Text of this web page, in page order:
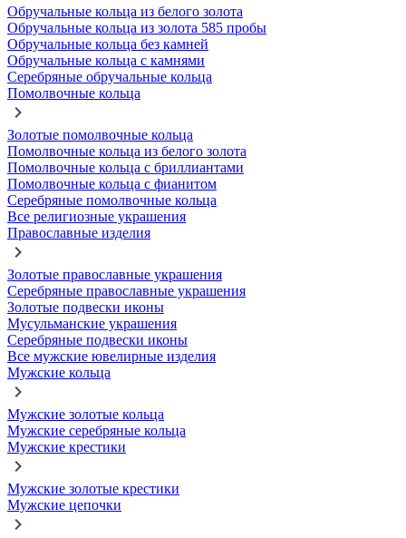
Обручальные кольца из белого золота
Обручальные кольца из золота 585 пробы
Обручальные кольца без камней
Обручальные кольца с камнями
Серебряные обручальные кольца
Помолвочные кольца
Золотые помолвочные кольца
Помолвочные кольца из белого золота
Помолвочные кольца с бриллиантами
Помолвочные кольца с фианитом
Серебряные помолвочные кольца
Все религиозные украшения
Православные изделия
Золотые православные украшения
Серебряные православные украшения
Золотые подвески иконы
Мусульманские украшения
Серебряные подвески иконы
Все мужские ювелирные изделия
Мужские кольца
Мужские золотые кольца
Мужские серебряные кольца
Мужские крестики
Мужские золотые крестики
Мужские цепочки